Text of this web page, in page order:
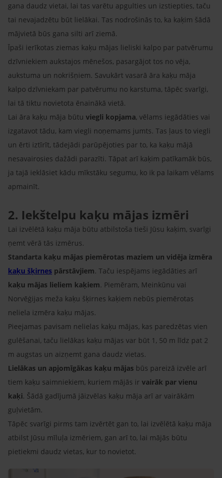
gana daudz vietai, lai tas varētu apgulties un izstiepties, taču
tai nevajadzētu būt lielākai. Tas nodrošinās to, ka kaķim šādā
mājvietā būs gana silti arī ziemā.
Īpaši ierīkotas ziemas kaķu mājas lieliski kalpo par patvērumu
dzīvniekiem aukstajos mēnešos, pasargājot tos no vēja,
aukstuma un nokrišņiem. Savukārt vasarā āra kaķu māja
kalpo dzīvniekam par patvērumu no karstuma, tāpēc svarīgi,
lai tā tiktu novietota ēnainākā vietā.
Lai āra kaķu māja būtu viegli kopjama, vēlams iegādāties vai
izgatavot tādu, kam viegli noņemams jumts. Tas ļaus to viegli
un ērti iztīrīt, tādejādi parūpējoties par to, ka kaķu mājā
nesavairosies dažādi parazīti. Tāpat arī kaķim patīkamāk būs,
ja tajā ieklāsiet kādu mīkstāku segumu, ko ik pa laikam vēlams
apmainīt.
2. Iekštelpu kaķu mājas izmēri
Lai izvēlētā kaķu māja būtu atbilstoša tieši Jūsu kaķim, svarīgi
ņemt vērā tās izmērus.
Standarta kaķu mājas piemērotas maziem un vidēja izmēra
kaķu šķirnes pārstāvjiem. Taču iespējams iegādāties arī
kaķu mājas lieliem kaķiem. Piemēram, Meinkūnu vai
Norvēģijas meža kaķu šķirnes kaķiem nebūs piemērotas
neliela izmēra kaķu mājas.
Pieejamas pavisam nelielas kaķu mājas, kas paredzētas vien
gulēšanai, taču lielākas kaķu mājas var būt 1, 50 m līdz pat 2
m augstas un aizņemt gana daudz vietas.
Lielākas un apjomīgākas kaķu mājas būs pareizā izvēle arī
tiem kaķu saimniekiem, kuriem mājās ir vairāk par vienu
kaķi. Šādā gadījumā jāizvēlas kaķu māja arī ar vairākām
guļvietām.
Tāpēc svarīgi pirms tam izvērtēt gan to, lai izvēlētā kaķu māja
atbilst Jūsu mīluļa izmēriem, gan arī to, lai mājās būtu
pietiekmi daudz vietas, kur to novietot.